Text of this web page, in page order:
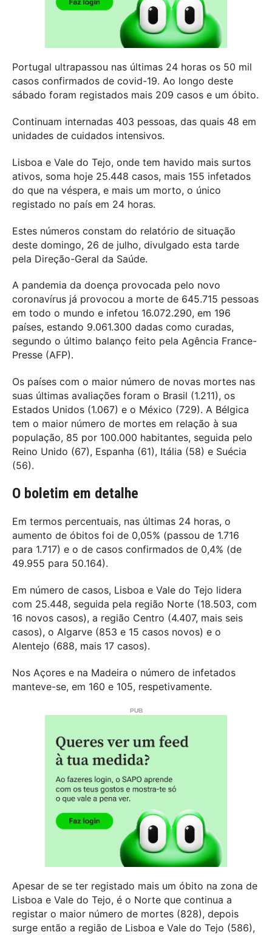
Portugal ultrapassou nas últimas 24 horas os 50 mil
casos confirmados de covid-19. Ao longo deste
sábado foram registados mais 209 casos e um óbito.
Continuam internadas 403 pessoas, das quais 48 em
unidades de cuidados intensivos.
Lisboa e Vale do Tejo, onde tem havido mais surtos
ativos, soma hoje 25.448 casos, mais 155 infetados
do que na véspera, e mais um morto, o único
registado no país em 24 horas.
Estes números constam do relatório de situação
deste domingo, 26 de julho, divulgado esta tarde
pela Direção-Geral da Saúde.
A pandemia da doença provocada pelo novo
coronavírus já provocou a morte de 645.715 pessoas
em todo o mundo e infetou 16.072.290, em 196
países, estando 9.061.300 dadas como curadas,
segundo o último balanço feito pela Agência France-
Presse (AFP).
Os países com o maior número de novas mortes nas
suas últimas avaliações foram o Brasil (1.211), os
Estados Unidos (1.067) e o México (729). A Bélgica
tem o maior número de mortes em relação à sua
população, 85 por 100.000 habitantes, seguida pelo
Reino Unido (67), Espanha (61), Itália (58) e Suécia
(56).
O boletim em detalhe
Em termos percentuais, nas últimas 24 horas, o
aumento de óbitos foi de 0,05% (passou de 1.716
para 1.717) e o de casos confirmados de 0,4% (de
49.955 para 50.164).
Em número de casos, Lisboa e Vale do Tejo lidera
com 25.448, seguida pela região Norte (18.503, com
16 novos casos), a região Centro (4.407, mais seis
casos), o Algarve (853 e 15 casos novos) e o
Alentejo (688, mais 17 casos).
Nos Açores e na Madeira o número de infetados
manteve-se, em 160 e 105, respetivamente.
Apesar de se ter registado mais um óbito na zona de
Lisboa e Vale do Tejo, é o Norte que continua a
registar o maior número de mortes (828), depois
surge então a região de Lisboa e Vale do Tejo (586),